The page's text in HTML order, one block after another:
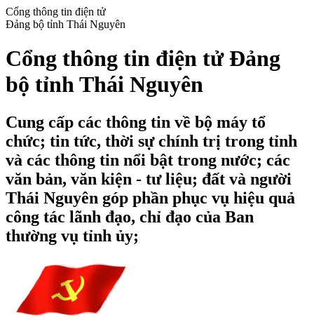
Cổng thông tin điện tử
Đảng bộ tỉnh Thái Nguyên
Cổng thông tin điện tử Đảng
bộ tỉnh Thái Nguyên
Cung cấp các thông tin về bộ máy tổ
chức; tin tức, thời sự chính trị trong tỉnh
và các thông tin nổi bật trong nước; các
văn bản, văn kiện - tư liệu; đất và người
Thái Nguyên góp phần phục vụ hiệu quả
công tác lãnh đạo, chỉ đạo của Ban
thường vụ tỉnh ủy;